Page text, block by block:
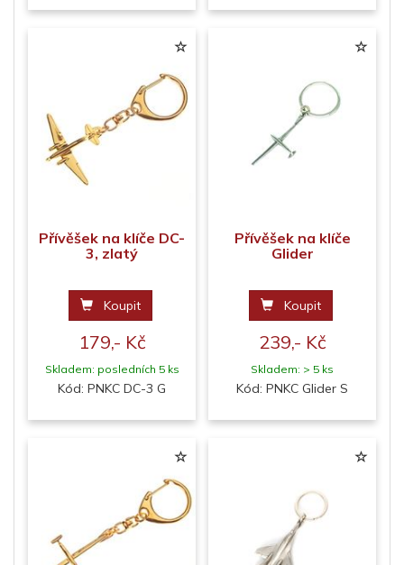
Přívěšek na klíče DC-
3, zlatý
Koupit
179,- Kč
Skladem: posledních 5 ks
Kód: PNKC DC-3 G
Přívěšek na klíče
Glider
Koupit
239,- Kč
Skladem: > 5 ks
Kód: PNKC Glider S